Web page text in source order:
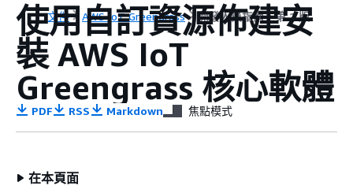
文件 AWS IoT Greengrass 開發人員指南，第 2 版
使用自訂資源佈建安
裝 AWS IoT
Greengrass 核心軟體
PDF RSS Markdown 焦點模式
在本頁面